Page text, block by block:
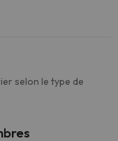
selon le type de